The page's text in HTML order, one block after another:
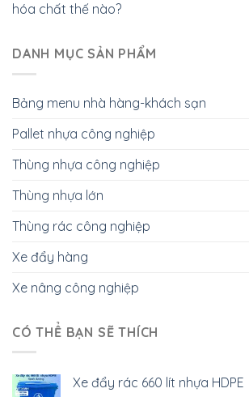
hóa chất thế nào?
DANH MỤC SẢN PHẨM
Bảng menu nhà hàng-khách sạn
Pallet nhựa công nghiệp
Thùng nhựa công nghiệp
Thùng nhựa lớn
Thùng rác công nghiệp
Xe đẩy hàng
Xe nâng công nghiệp
CÓ THỂ BẠN SẼ THÍCH
Xe đẩy rác 660 lít nhựa HDPE